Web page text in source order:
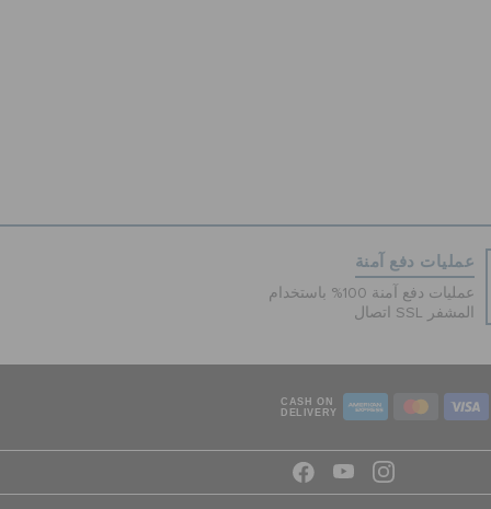
عمليات دفع آمنة
عمليات دفع آمنة 100% باستخدام
اتصال SSL المشفر
CASH ON
DELIVERY